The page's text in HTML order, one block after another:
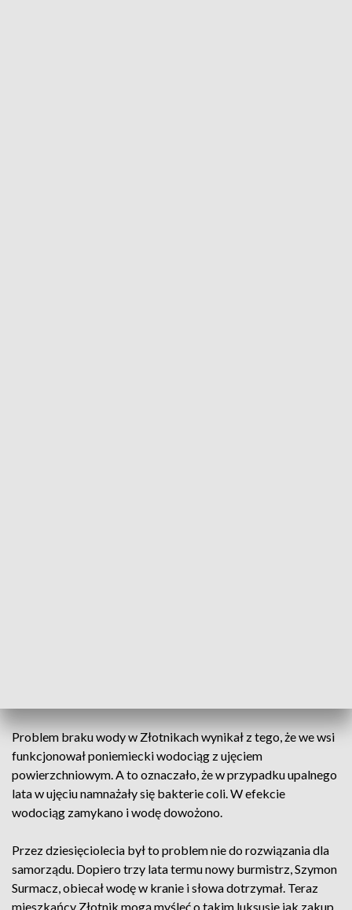
Problem braku wody w Złotnikach wynikał z tego, że we wsi
funkcjonował poniemiecki wodociąg z ujęciem
powierzchniowym. A to oznaczało, że w przypadku upalnego
lata w ujęciu namnażały się bakterie coli. W efekcie
wodociąg zamykano i wodę dowożono.
Przez dziesięciolecia był to problem nie do rozwiązania dla
samorządu. Dopiero trzy lata termu nowy burmistrz, Szymon
Surmacz, obiecał wodę w kranie i słowa dotrzymał. Teraz
mieszkańcy Złotnik mogą myśleć o takim luksusie jak zakup